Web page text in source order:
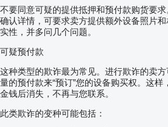
不要同意可疑的提供抵押和预付款购货要
确认详情，可要求卖方提供额外设备照片
实性，并多问几个问题。
可疑预付款
这种类型的欺诈最为常见。进行欺诈的卖
量的预付款来“预订”您的设备购买权。这
金钱后消失，不再与您联系。
此类欺诈的变种可能包括：